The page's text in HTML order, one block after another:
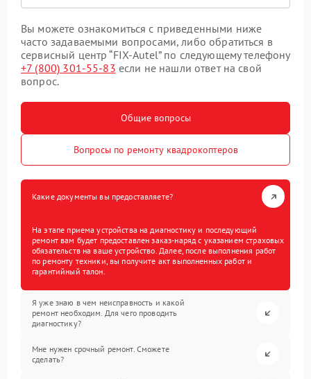
Вы можете ознакомиться с приведенными ниже
часто задаваемыми вопросами, либо обратиться в
сервисный центр “FIX-Autel” по следующему телефону
+7 (800) 301-55-83 если не нашли ответ на свой
вопрос.
Общие вопросы
Вопросы по ремонту квадрокоптеров
Какие документы вы предоставляете?
На этапе приема устройства на диагностику и последующий
ремонт вам будет предоставлен заказ-наряд с указанием страховых
обязательств на ваше устройство. Далее, после выполнения работ
по ремонту техники, вы получите акт выполненных работ и
гарантийный талон.
Я уже знаю в чем неисправность и какой
ремонт необходим. Для чего проводить
диагностику?
Мне нужен срочный ремонт. Сможете
сделать?